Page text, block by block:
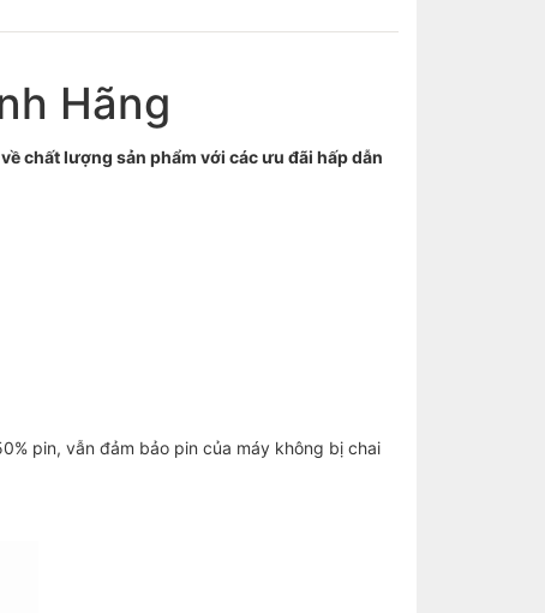
Hãng
chất lượng sản phẩm với các ưu đãi hấp dẫn
pin, vẫn đảm bảo pin của máy không bị chai